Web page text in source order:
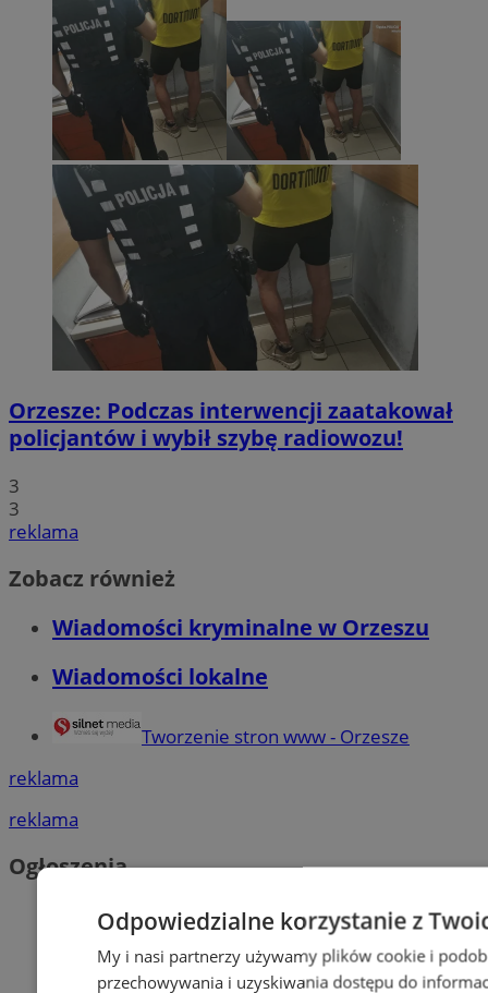
Orzesze: Podczas interwencji zaatakował
policjantów i wybił szybę radiowozu!
3
3
reklama
Zobacz również
Wiadomości kryminalne w Orzeszu
Wiadomości lokalne
Tworzenie stron www - Orzesze
reklama
reklama
Ogłoszenia
Odpowiedzialne korzystanie z
My i nasi partnerzy używamy plików cookie i
przechowywania i uzyskiwania dostępu do